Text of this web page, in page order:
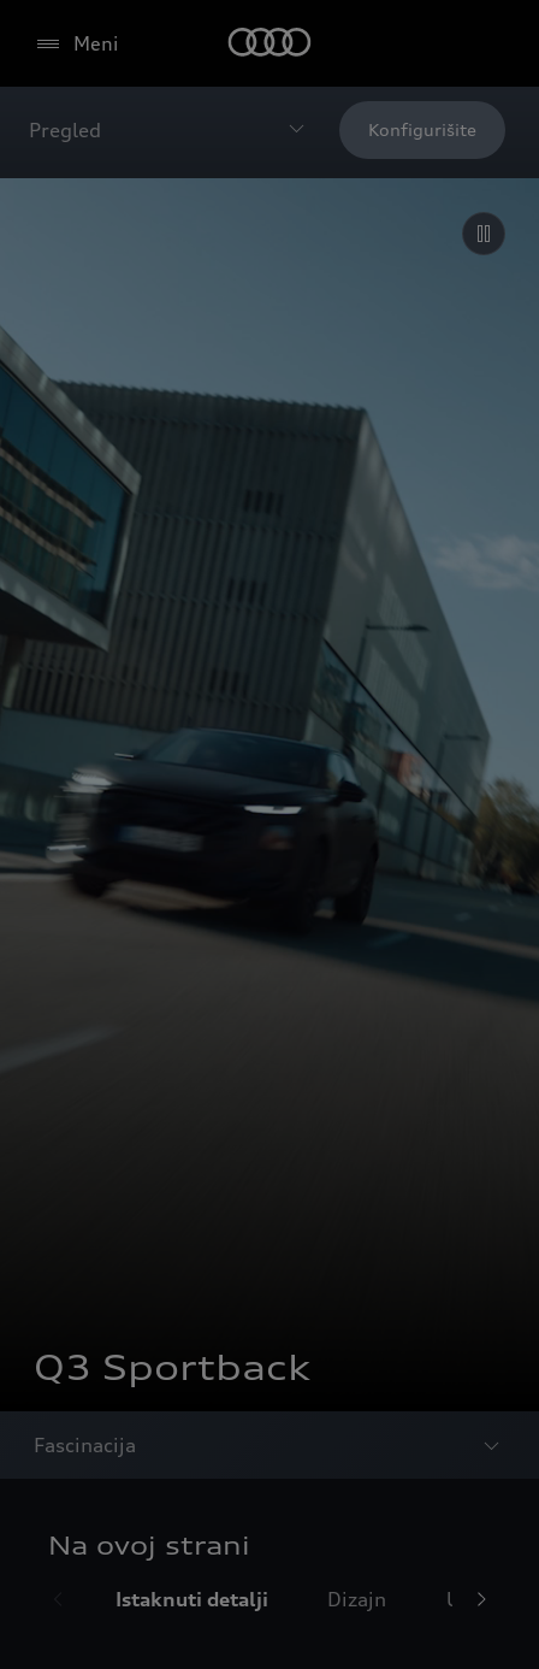
Meni
Pregled Konfigurišite
Q3 Sportback
Fascinacija
Na ovoj strani
Istaknuti detalji Dizajn